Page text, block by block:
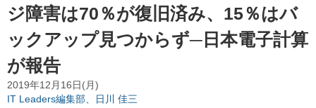
ジ障害は70％が復旧済み、15％はバ
ックアップ見つからず─日本電子計算
が報告
2019年12月16日(月)
IT Leaders編集部、日川 佳三